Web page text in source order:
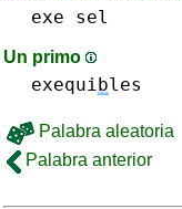
exe sel
Un primo
exequibles
Palabra aleatoria
Palabra anterior